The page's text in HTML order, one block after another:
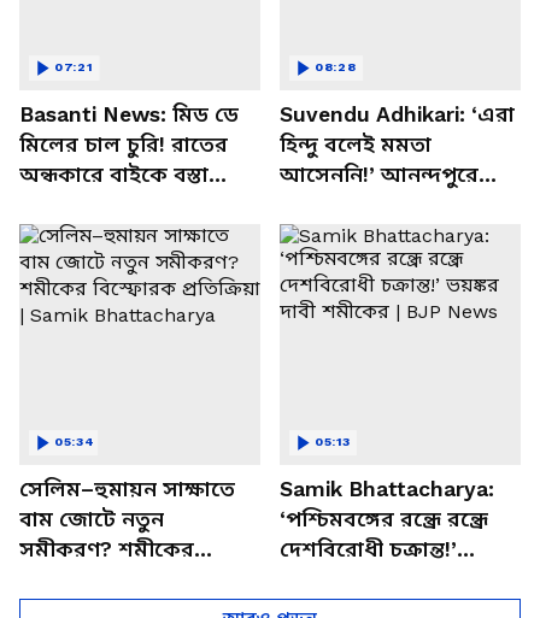
Basanti News: মিড ডে
মিলের চাল চুরি! রাতের
অন্ধকারে বাইকে বস্তা
চত্বরে তাণ্ডব
07:21
Suvendu Adhikari: ‘এরা
হিন্দু বলেই মমতা
আসেননি!’ আনন্দপুরে
খোলসা করলেন শুভেন্দু
08:28
সেলিম–হুমায়ন সাক্ষাতে
বাম জোটে নতুন
সমীকরণ? শমীকের
Samik Bhattacharya
05:34
Samik Bhattacharya:
‘পশ্চিমবঙ্গের রন্ধ্রে রন্ধ্রে
দেশবিরোধী চক্রান্ত!’
BJP News
05:13